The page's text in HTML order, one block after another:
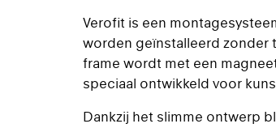
Verofit is een
worden geïnstalleerd zonder
frame wordt met een
speciaal ontwikkeld voor
Dankzij het slimme ontwerp